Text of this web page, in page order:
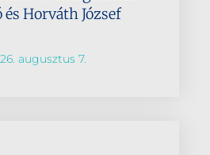
Horváth József
augusztus 7.